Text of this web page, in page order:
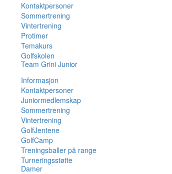
Kontaktpersoner
Sommertrening
Vintertrening
Protimer
Temakurs
Golfskolen
Team Grini Junior
Informasjon
Kontaktpersoner
Juniormedlemskap
Sommertrening
Vintertrening
GolfJentene
GolfCamp
Treningsballer på range
Turneringsstøtte
Damer